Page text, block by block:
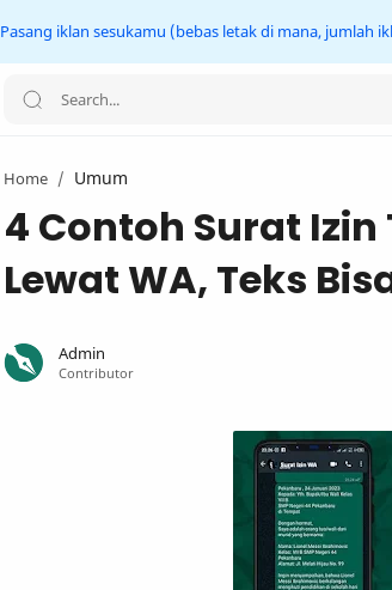
Pasang iklan sesukamu (bebas letak di mana, jumlah
Home Umum
4 Contoh Surat
Lewat WA, Teks